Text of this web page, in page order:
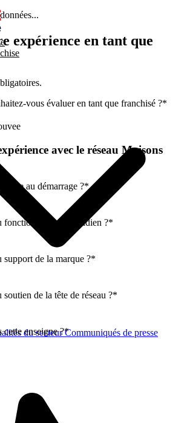
du secteurCommuniqués de presse
expérience en tant que
vous évaluer en tant que franchisé ?*
avec le réseau Maisons
au démarrage ?*
fonctionnement quotidien ?*
support de la marque ?*
de la tête de réseau ?*
enseigne ?*